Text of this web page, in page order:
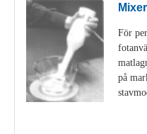
För
på